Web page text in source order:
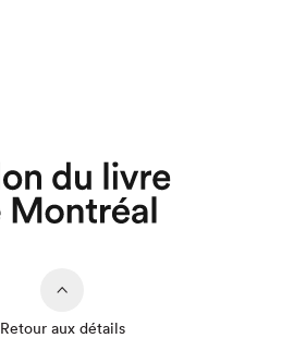
cherchez-vous?
Retour aux détails